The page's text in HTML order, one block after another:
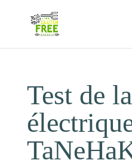
Test de